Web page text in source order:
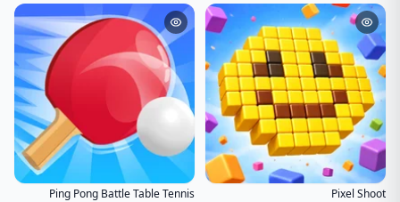
Pixel Shoot
Ping Pong Battle Table Tennis